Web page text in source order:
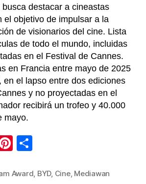
destacar a cineastas
el objetivo de impulsar a la
de visionarios del cine. Lista
de todo el mundo, incluidas
en el Festival de Cannes.
en Francia entre mayo de 2025
en el lapso entre dos ediciones
y no proyectadas en el
recibirá un trofeo y 40.000
mayo.
Pi
er m
Award, BYD, Cine, Mediawan